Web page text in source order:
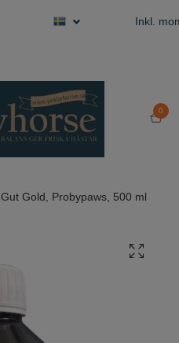
Inkl.
0
Gut Gold, Probypaws, 500 ml